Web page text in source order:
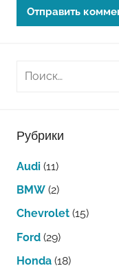
Рубрики
Audi (11)
BMW (2)
Chevrolet (15)
Ford (29)
Honda (18)